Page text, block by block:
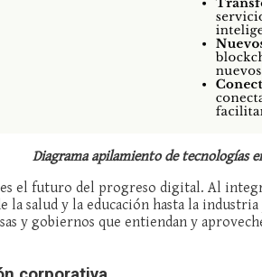
Diagrama apilamiento de tecnologías
el futuro del progreso digital. Al
la salud y la educación hasta la
y gobiernos que entiendan y